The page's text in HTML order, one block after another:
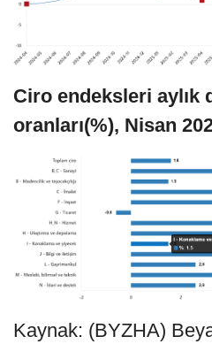
Ciro endeksleri aylık
oranları(%), Nisan
Kaynak: (BYZHA)